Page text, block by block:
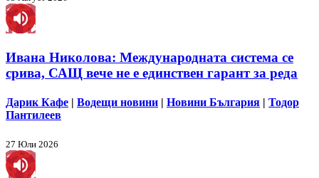
Ивана Николова: Международната система се
срива, САЩ вече не е единствен гарант за реда
Дарик Кафе | Водещи новини | Новини България | Тодор
Пантилеев
27 Юли 2026